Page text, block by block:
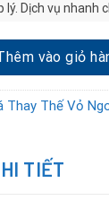
lý. Dịch vụ nhanh
đồ họa Vga
vào giỏ
Thay Thế Vỏ
TIẾT